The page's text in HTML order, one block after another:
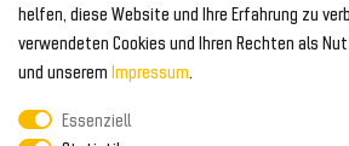
helfen, diese Website und Ihre Erfahrung zu
verwendeten Cookies und Ihren Rechten als
und unserem Impressum.
Essenziell